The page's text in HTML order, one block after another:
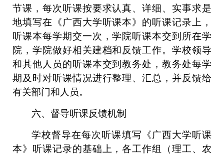
节课，每次听课按要求认真、详细、实事求是
地填写在《广西大学听课本》的听课记录上，
听课本每学期交一次，学院听课本交到所在学
院，学院做好相关建档和反馈工作。学校领导
和其他人员的听课本交到教务处，教务处每学
期及时对听课情况进行整理、汇总，并反馈给
有关部门和人员。
六、督导听课反馈机制
学校督导在每次听课填写《广西大学听课
本》听课记录的基础上，各工作组（理工、农